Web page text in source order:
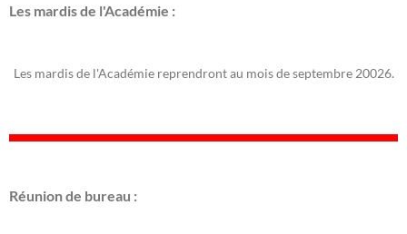
Les mardis de l'Académie :
Les mardis de l'Académie reprendront au mois de septembre 20026.
Réunion de bureau :